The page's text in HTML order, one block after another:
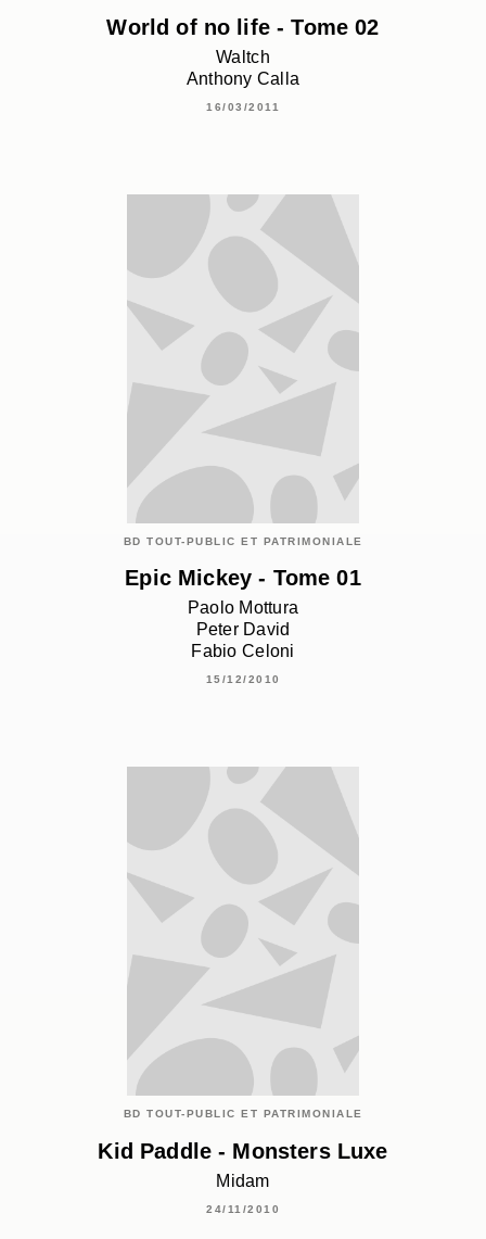
World of no life - Tome 02
Waltch
Anthony Calla
16/03/2011
BD TOUT-PUBLIC ET PATRIMONIALE
Epic Mickey - Tome 01
Paolo Mottura
Peter David
Fabio Celoni
15/12/2010
BD TOUT-PUBLIC ET PATRIMONIALE
Kid Paddle - Monsters Luxe
Midam
24/11/2010